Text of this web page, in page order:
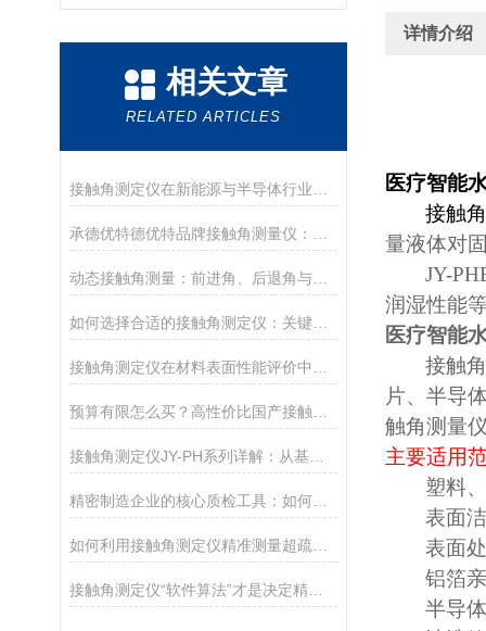
相关文章
RELATED ARTICLES
动态接触角测量：前进角、后退角与滚动角分析
如何选择合适的接触角测定仪：关键参数与配置解读
精密制造企业的核心质检工具：如何通过接触角控制产品质量
如何利用接触角测定仪精准测量超疏水材料（>150°）
接触角测定仪“软件算法”才是决定精度的灵魂
详情介绍
医疗智能
接触
量液体对
JY-
润湿性能
医疗智能
接触
片、半导
触角测量
主要适用
塑料
表面
表面
铝箔
半导